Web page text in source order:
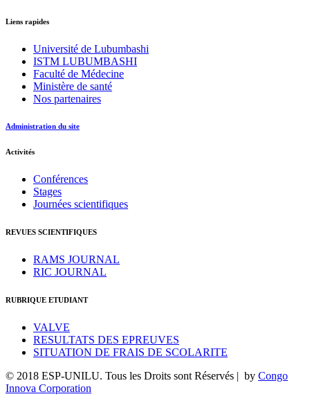
Liens rapides
Université de Lubumbashi
ISTM LUBUMBASHI
Faculté de Médecine
Ministère de santé
Nos partenaires
Administration du site
Activités
Conférences
Stages
Journées scientifiques
REVUES SCIENTIFIQUES
RAMS JOURNAL
RIC JOURNAL
RUBRIQUE ETUDIANT
VALVE
RESULTATS DES EPREUVES
SITUATION DE FRAIS DE SCOLARITE
© 2018 ESP-UNILU. Tous les Droits sont Réservés | by Congo
Innova Corporation